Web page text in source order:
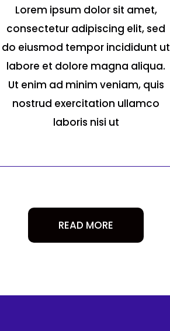
Lorem ipsum dolor sit amet,
consectetur adipiscing elit, sed
do eiusmod tempor incididunt ut
labore et dolore magna aliqua.
Ut enim ad minim veniam, quis
nostrud exercitation ullamco
laboris nisi ut
READ MORE